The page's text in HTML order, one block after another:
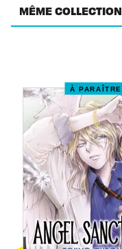
MÊME COLLECTION
À PARAÎTRE